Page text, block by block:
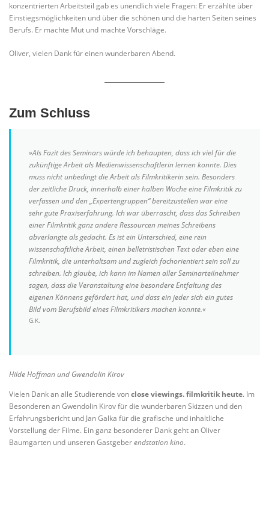
konzentrierten Arbeitsteil gab es unendlich viele Fragen: Er erzählte über
Einstiegsmöglichkeiten und über die schönen und die harten Seiten seines
Berufs. Er machte Mut und machte Vorschläge.
Oliver, vielen Dank für einen wunderbaren Abend.
Zum Schluss
»Als Fazit des Seminars würde ich behaupten, dass ich viel für die
zukünftige Arbeit als Medienwissenschaftlerin lernen konnte. Dies
muss nicht unbedingt die Arbeit als Filmkritikerin sein. Besonders
der zeitliche Druck, innerhalb einer halben Woche eine Filmkritik zu
verfassen und den „Expertengruppen“ bereitzustellen war eine
sehr gute Praxiserfahrung. Ich war überrascht, dass das Schreiben
einer Filmkritik ganz andere Ressourcen meines Schreibens
abverlangte als gedacht. Es ist ein Unterschied, eine rein
wissenschaftliche Arbeit, einen belletristischen Text oder eben eine
Filmkritik, die unterhaltsam und zugleich fachorientiert sein soll zu
schreiben. Ich glaube, ich kann im Namen aller Seminarteilnehmer
sagen, dass die Veranstaltung eine besondere Entfaltung des
eigenen Könnens gefördert hat, und dass ein jeder sich ein gutes
Bild vom Berufsbild eines Filmkritikers machen konnte.«
G.K.
Hilde Hoffman und Gwendolin Kirov
Vielen Dank an alle Studierende vonclose viewings. filmkritik heute. Im
Besonderen an Gwendolin Kirov für die wunderbaren Skizzen und den
Erfahrungsbericht und Jan Galka für die grafische und inhaltliche
Vorstellung der Filme. Ein ganz besonderer Dank geht an Oliver
Baumgarten und unseren Gastgeberendstation kino.